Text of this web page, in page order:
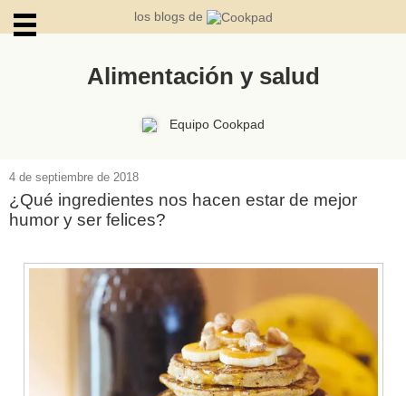
los blogs de
Alimentación y salud
Equipo Cookpad
4 de septiembre de 2018
¿Qué ingredientes nos hacen estar de mejor
humor y ser felices?